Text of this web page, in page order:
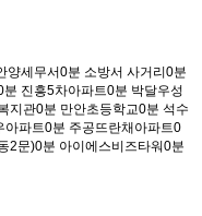
양세무서0분 소방서 사거리 0분
분 진흥5차아파트0분 박달우성
지관0분 만안초등학교0분 석수
아파트0분 주공뜨란채아파트0
2문)0분 아이에스비즈타워0분